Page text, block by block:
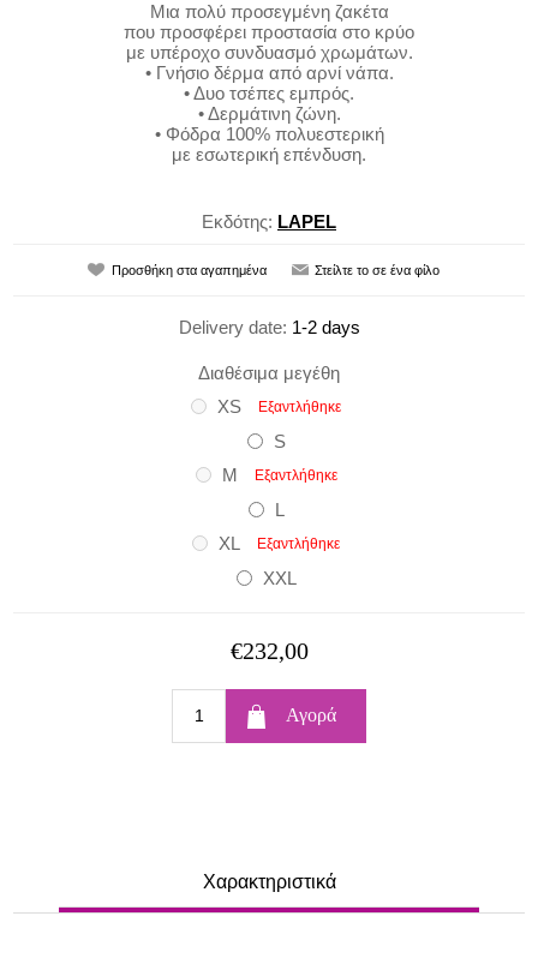
Μια πολύ προσεγμένη ζακέτα
που προσφέρει προστασία στο κρύο
με υπέροχο συνδυασμό χρωμάτων.
• Γνήσιο δέρμα από αρνί νάπα.
• Δυο τσέπες εμπρός.
• Δερμάτινη ζώνη.
• Φόδρα 100% πολυεστερική
με εσωτερική επένδυση.
Εκδότης: LAPEL
Delivery date: 1-2 days
Διαθέσιμα μεγέθη
XS
Εξαντλήθηκε
S
M
Εξαντλήθηκε
L
XL
Εξαντλήθηκε
XXL
€232,00
Χαρακτηριστικά